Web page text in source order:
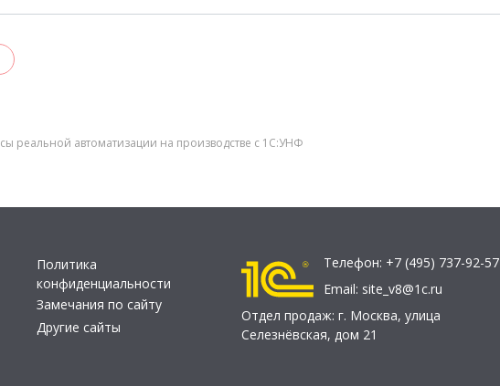
реальной автоматизации на производстве с 1С:УНФ
Политика
конфиденциальности
Замечания по сайту
Другие сайты
Телефон: +7 (495) 737-92-57
Email: site_v8@1c.ru
Отдел продаж: г. Москва, улица
Селезнёвская, дом 21